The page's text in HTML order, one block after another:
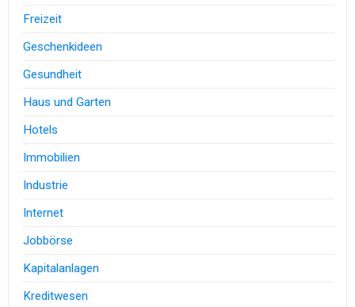
Freizeit
Geschenkideen
Gesundheit
Haus und Garten
Hotels
Immobilien
Industrie
Internet
Jobbörse
Kapitalanlagen
Kreditwesen